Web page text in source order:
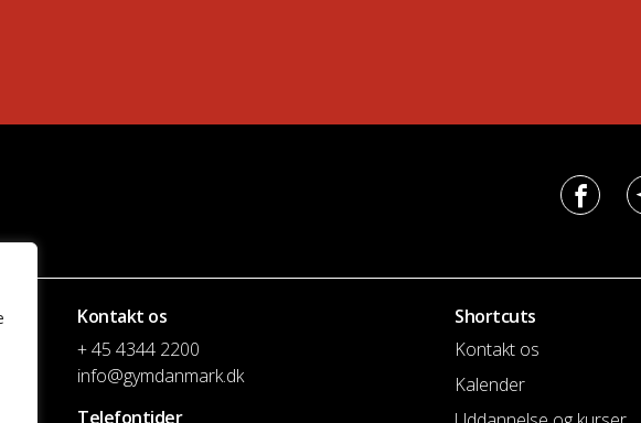
Kontakt os
+ 45 4344 2200
info@gymdanmark.dk
Telefontider
Shortcuts
Kontakt os
Kalender